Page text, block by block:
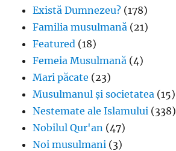
Există Dumnezeu? (178)
Familia musulmană (21)
Featured (18)
Femeia Musulmană (4)
Mari păcate (23)
Musulmanul și societatea (15)
Nestemate ale Islamului (338)
Nobilul Qur'an (47)
Noi musulmani (3)